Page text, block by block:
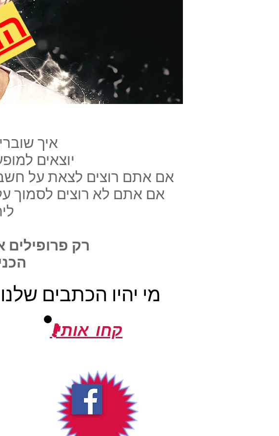
איך
יוצאים
אם אתם רוצים לצאת על
אם אתם לא רוצים לסמוך
רק פרופילים
מי יהיו הכתבים
!קחו אותי